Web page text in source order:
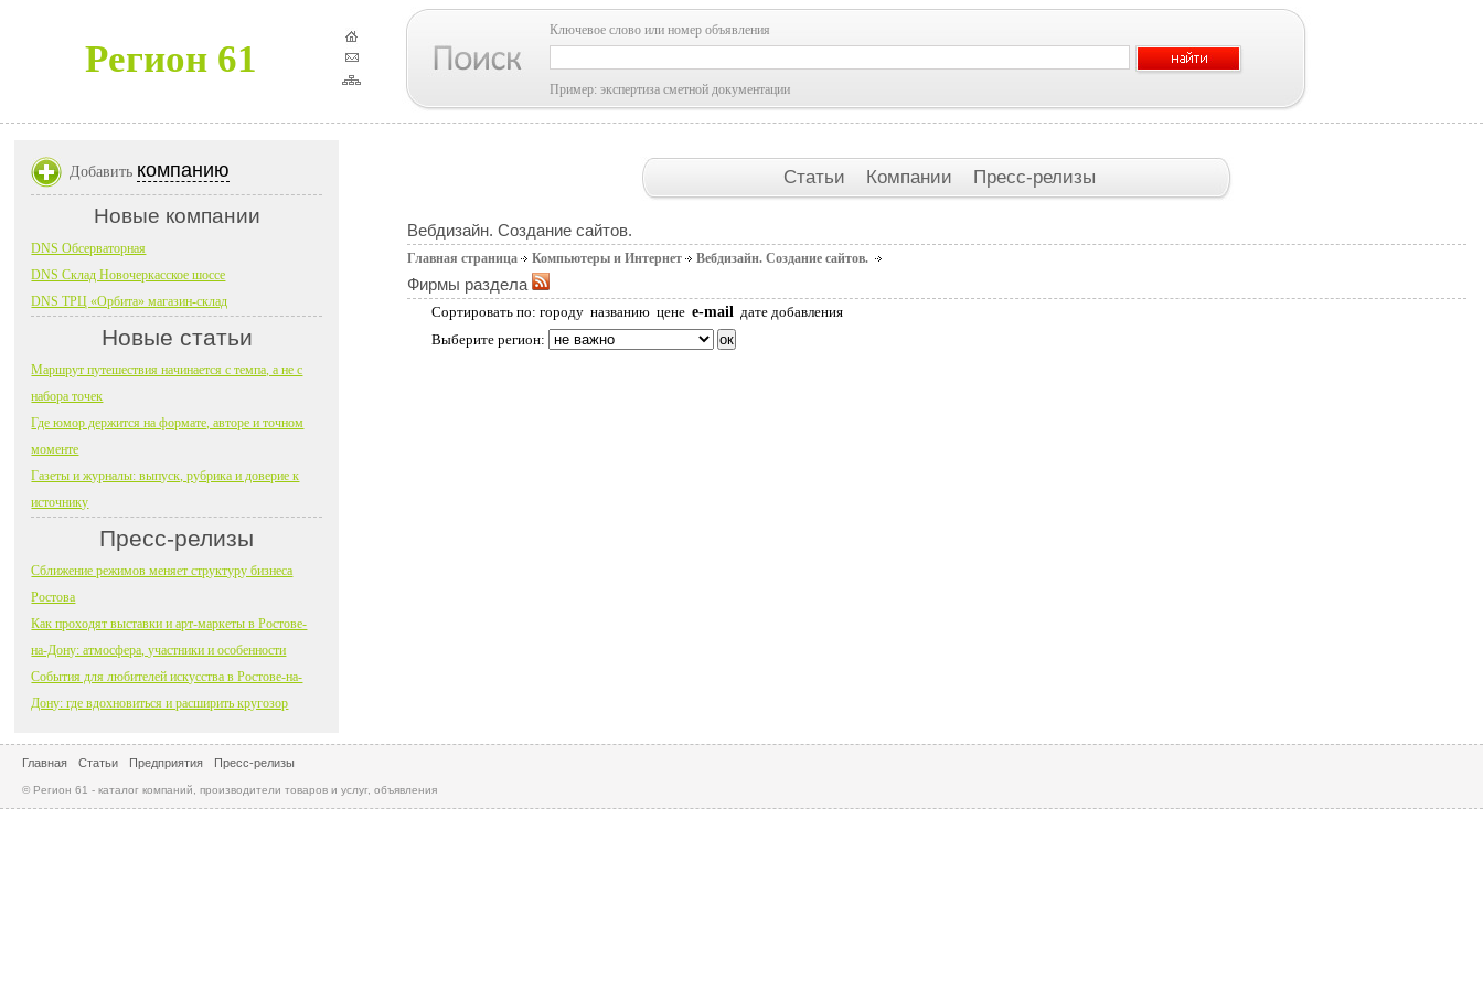
Регион 61
Ключевое слово или номер объявления
Пример: экспертиза сметной документации
Статьи Компании Пресс-релизы
Вебдизайн. Создание сайтов.
Главная страница Компьютеры и Интернет Вебдизайн. Создание сайтов.
Фирмы раздела
Сортировать по: городу названию цене e-mail дате добавления
Выберите регион:
Добавить компанию
Новые компании
DNS Обсерваторная
DNS Склад Новочеркасское шоссе
DNS ТРЦ «Орбита» магазин-склад
Новые статьи
Маршрут путешествия начинается с темпа, а не с
набора точек
Где юмор держится на формате, авторе и точном
моменте
Газеты и журналы: выпуск, рубрика и доверие к
источнику
Пресс-релизы
Сближение режимов меняет структуру бизнеса
Ростова
Как проходят выставки и арт-маркеты в Ростове-
на-Дону: атмосфера, участники и особенности
События для любителей искусства в Ростове-на-
Дону: где вдохновиться и расширить кругозор
Главная Статьи Предприятия Пресс-релизы
© Регион 61 - каталог компаний, производители товаров и услуг, объявления